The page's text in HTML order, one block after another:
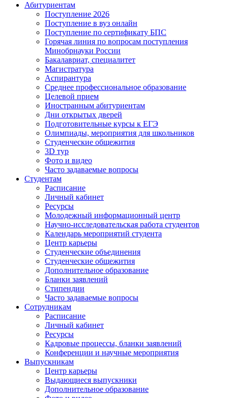
Абитуриентам
Поступление 2026
Поступление в вуз онлайн
Поступление по сертификату БПС
Горячая линия по вопросам поступления
Минобрнауки России
Бакалавриат, специалитет
Магистратура
Аспирантура
Среднее профессиональное образование
Целевой прием
Иностранным абитуриентам
Дни открытых дверей
Подготовительные курсы к ЕГЭ
Олимпиады, мероприятия для школьников
Студенческие общежития
3D тур
Фото и видео
Часто задаваемые вопросы
Студентам
Расписание
Личный кабинет
Ресурсы
Молодежный информационный центр
Научно-исследовательская работа студентов
Календарь мероприятий студента
Центр карьеры
Студенческие объединения
Студенческие общежития
Дополнительное образование
Бланки заявлений
Стипендии
Часто задаваемые вопросы
Сотрудникам
Расписание
Личный кабинет
Ресурсы
Кадровые процессы, бланки заявлений
Конференции и научные мероприятия
Выпускникам
Центр карьеры
Выдающиеся выпускники
Дополнительное образование